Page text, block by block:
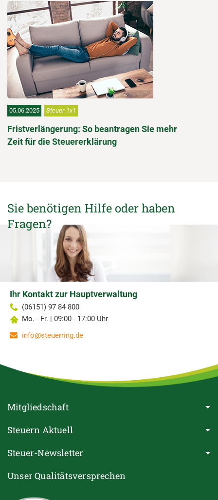
05.06.2025 Steuer-1x1
Fristverlängerung: So beantragen Sie mehr
Zeit für die Steuererklärung
Sie benötigen Hilfe oder haben
Fragen?
Ihr Kontakt zur Hauptverwaltung
(06151) 97 84 800
Mo. - Fr. | 09:00 - 17:00 Uhr
info@steuerring.de
Mitgliedschaft
Steuern Aktuell
Steuer-Newsletter
Unser Qualitätsversprechen